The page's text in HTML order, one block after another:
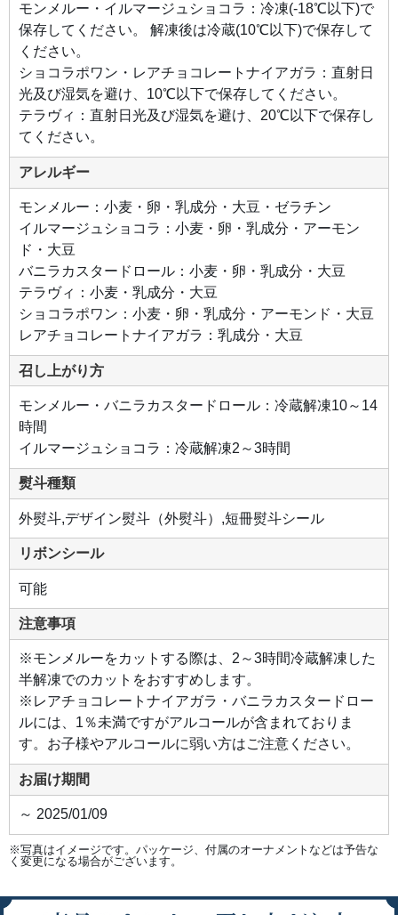
ワー
ズの
ほど
よい
酸味
とフ
ィア
ンテ
ィー
ヌの
ざく
を一
度に
楽し
贅沢
な1
粒で
す。
●シ
ョコ
ラポ
ワン
濃厚
でコ
ク深
いし
っと
りと
した
ショ
コラ
生地
とア
ーモ
ンド
ペー
スト
を合
わせ
たナ
ッテ
ィな
味わ
いの
チョ
コク
リー
ムが
ふわ
りと
とけ
合う
おい
し
さ。
●レ
アチ
ョコ
レー
トナ
イア
ガラ
チョ
コレ
ート
なの
に、
汁
モンメルー・イルマージュショコラ：冷凍(-18℃以下)で
保存してください。 解凍後は冷蔵(10℃以下)で保存して
ください。
ショコラポワン・レアチョコレートナイアガラ：直射日
光及び湿気を避け、10℃以下で保存してください。
テラヴィ：直射日光及び湿気を避け、20℃以下で保存し
てください。
アレルギー
モンメルー：小麦・卵・乳成分・大豆・ゼラチン
イルマージュショコラ：小麦・卵・乳成分・アーモン
ド・大豆
バニラカスタードロール：小麦・卵・乳成分・大豆
テラヴィ：小麦・乳成分・大豆
ショコラポワン：小麦・卵・乳成分・アーモンド・大豆
レアチョコレートナイアガラ：乳成分・大豆
召し上がり方
モンメルー・バニラカスタードロール：冷蔵解凍10～14
時間
イルマージュショコラ：冷蔵解凍2～3時間
熨斗種類
外熨斗,デザイン熨斗（外熨斗）,短冊熨斗シール
リボンシール
可能
注意事項
※モンメルーをカットする際は、2～3時間冷蔵解凍した
半解凍でのカットをおすすめします。
※レアチョコレートナイアガラ・バニラカスタードロー
ルには、1％未満ですがアルコールが含まれておりま
す。お子様やアルコールに弱い方はご注意ください。
お届け期間
～ 2025/01/09
※写真はイメージです。パッケージ、付属のオーナメントなどは予告な
く変更になる場合がございます。